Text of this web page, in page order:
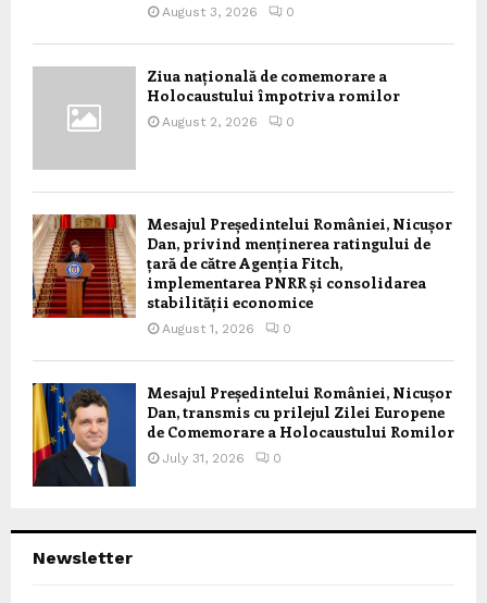
August 3, 2026 0
Ziua națională de comemorare a
Holocaustului împotriva romilor
August 2, 2026 0
Mesajul Președintelui României, Nicușor
Dan, privind menținerea ratingului de
țară de către Agenția Fitch,
implementarea PNRR și consolidarea
stabilității economice
August 1, 2026 0
Mesajul Președintelui României, Nicușor
Dan, transmis cu prilejul Zilei Europene
de Comemorare a Holocaustului Romilor
July 31, 2026 0
Newsletter